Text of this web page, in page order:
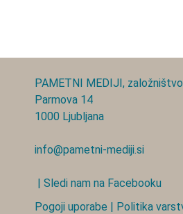
PAMETNI MEDIJI,
Parmova 14
1000 Ljubljana
info@pametni-mediji.si
| Sledi nam na Facebooku
Pogoji uporabe | Politika